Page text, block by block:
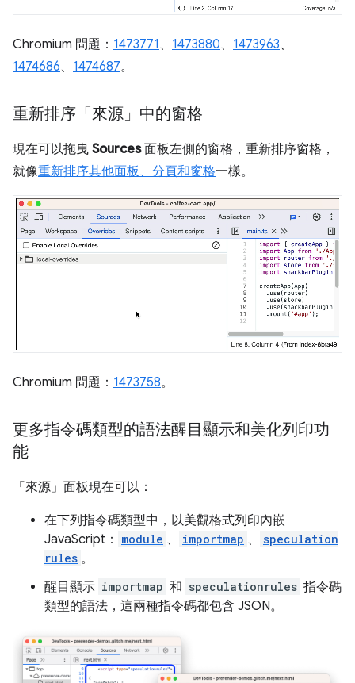
Chromium 問題： 1473771 、 1473880、 1473963、
1474686、 1474687。
重新排序「來源」中的窗格
現在可以拖曳 Sources面板左側的窗格，重新排序窗格，
就像重新排序其他面板、分頁和窗格一樣。
Chromium 問題： 1473758。
更多指令碼類型的語法醒目顯示和美化列印功
能
「來源」 面板現在可以：
在下列指令碼類型中，以美觀格式列印內嵌
JavaScript：
module 、 importmap 、
speculation
rules 。
醒目顯示 importmap 和 speculationrules 指令碼
類型的語法，這兩種指令碼都包含 JSON。